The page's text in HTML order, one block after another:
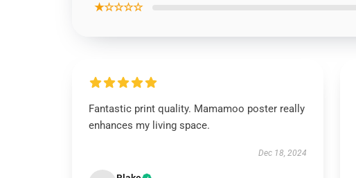
★☆☆☆☆
Fantastic print quality. Mamamoo poster really
enhances my living space.
Dec 18, 2024